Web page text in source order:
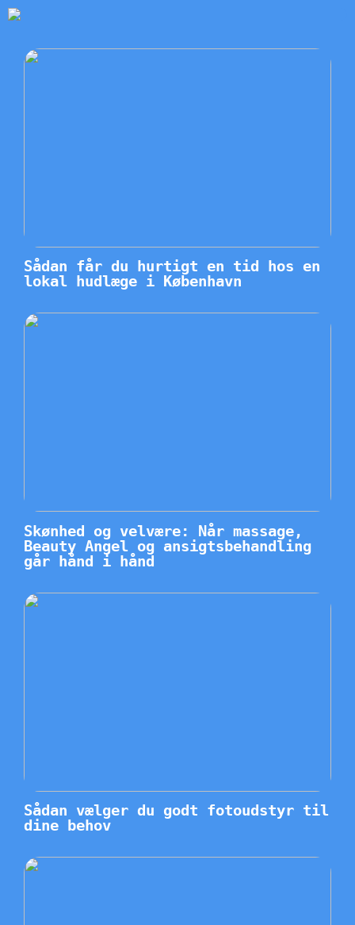
Sådan får du hurtigt en tid hos en
lokal hudlæge i København
Skønhed og velvære: Når massage,
Beauty Angel og ansigtsbehandling
går hånd i hånd
Sådan vælger du godt fotoudstyr til
dine behov